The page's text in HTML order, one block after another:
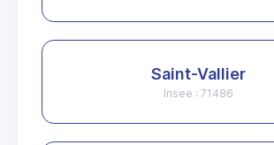
Saint-Vallier
Insee : 71486